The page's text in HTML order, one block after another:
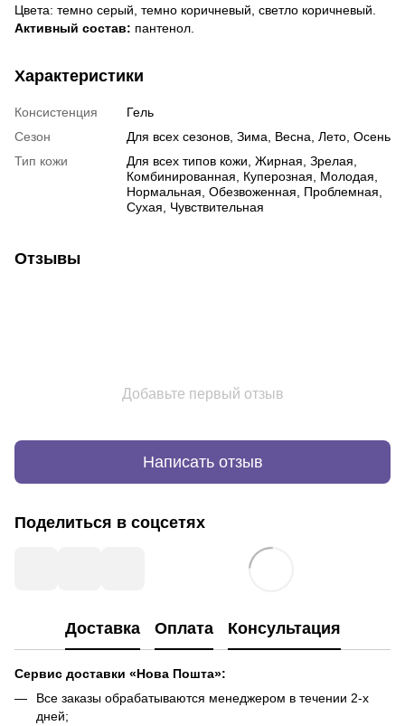
Цвета: темно серый, темно коричневый, светло коричневый.
Активный состав: пантенол.
Характеристики
Консистенция
Гель
Сезон
Для всех сезонов, Зима, Весна, Лето, Осень
Тип кожи
Для всех типов кожи, Жирная, Зрелая,
Комбинированная, Куперозная, Молодая,
Нормальная, Обезвоженная, Проблемная,
Сухая, Чувствительная
Отзывы
Добавьте первый отзыв
Написать отзыв
Поделиться в соцсетях
Доставка Оплата Консультация
Сервис доставки «Нова Пошта»:
Все заказы обрабатываются менеджером в течении 2-х
дней;